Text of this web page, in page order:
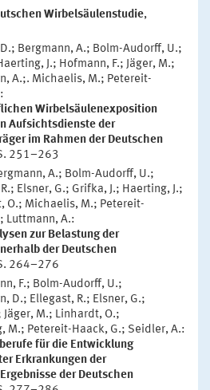
Wirbelsäulenstudie,
Bergmann, A.; Bolm-Audorff, U.;
J.; Hofmann, F.; Jäger, M.;
A.;. Michaelis, M.; Petereit-
Wirbelsäulenexposition
Aufsichtsdienste der
im Rahmen der Deutschen
251–263
A.; Bolm-Audorff, U.;
Elsner, G.; Grifka, J.; Haerting, J.;
O.; Michaelis, M.; Petereit-
Luttmann, A.:
zur Belastung der
der Deutschen
264–276
F.; Bolm-Audorff, U.;
D.; Ellegast, R.; Elsner, G.;
Jäger, M.; Linhardt, O.;
M.; Petereit-Haack, G.; Seidler, A.:
für die Entwicklung
Erkrankungen der
der Deutschen